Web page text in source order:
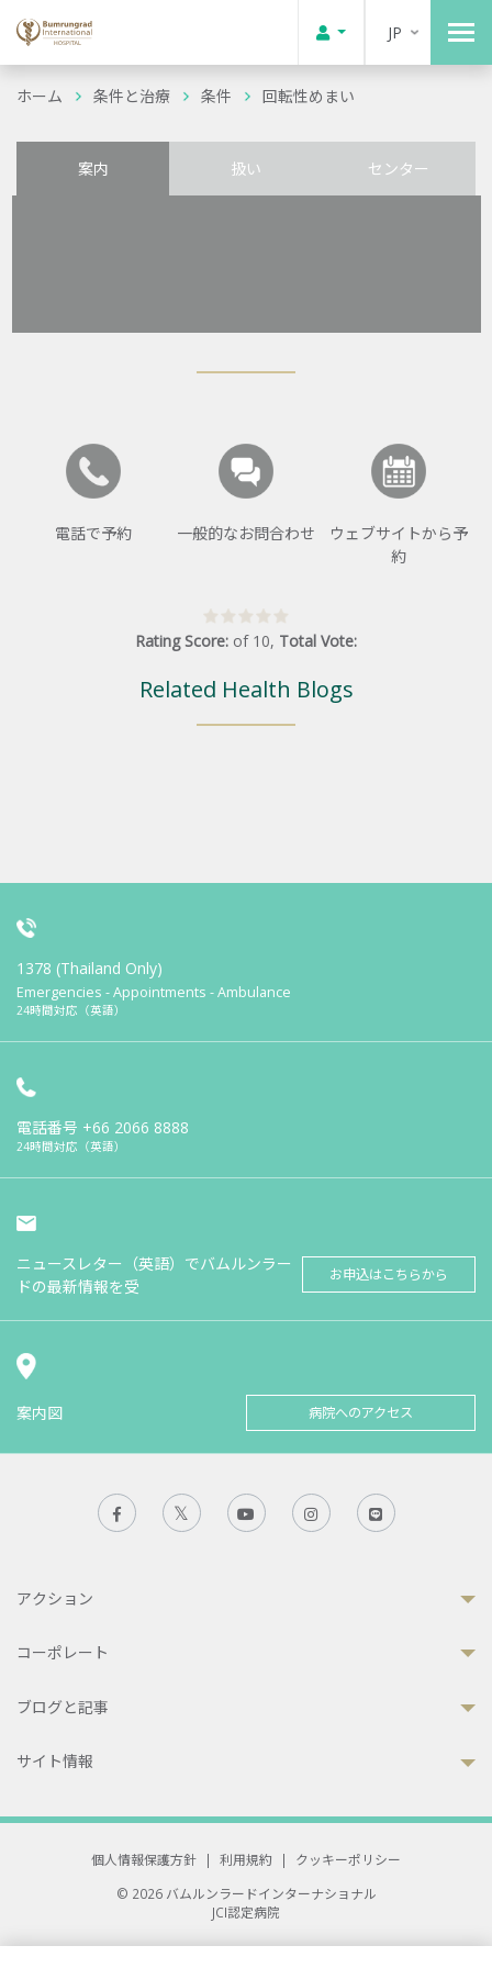
JP
ホーム 条件と治療 条件 回転性めまい
案内 扱い センター
電話で予約 一般的なお問合わせ
ウェブサイトから予
約
Rating Score: of 10, Total Vote:
Related Health Blogs
1378 (Thailand Only)
Emergencies - Appointments - Ambulance
24時間対応（英語）
電話番号 +66 2066 8888
24時間対応（英語）
ニュースレター（英語）でバムルンラー
ドの最新情報を受
お申込はこちらから
案内図 病院へのアクセス
アクション
コーポレート
ブログと記事
サイト情報
個人情報保護方針 | 利用規約 |
クッキーポリシー
© 2026 バムルンラードインターナショナル
JCI認定病院